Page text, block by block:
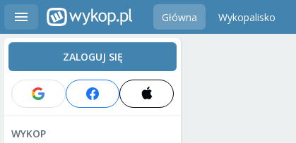
Główna Wykopalisko
ZALOGUJ SIĘ
WYKOP